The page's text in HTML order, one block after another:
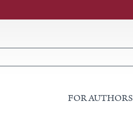
FOR AUTHORS